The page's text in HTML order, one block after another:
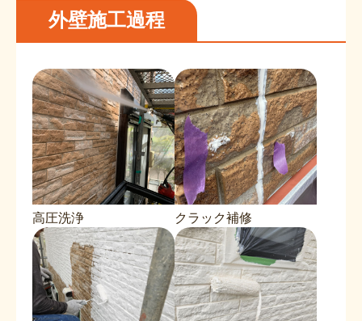
外壁施工過程
高圧洗浄 クラック補修